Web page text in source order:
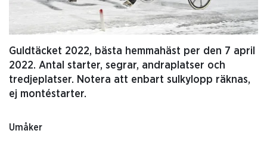
Guldtäcket 2022, bästa hemmahäst per den 7 april
2022. Antal starter, segrar, andraplatser och
tredjeplatser. Notera att enbart sulkylopp räknas,
ej montéstarter.
Umåker